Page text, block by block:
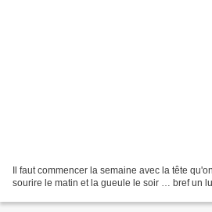
Il faut commencer la semaine avec la tête
sourire le matin et la gueule le soir … bref un